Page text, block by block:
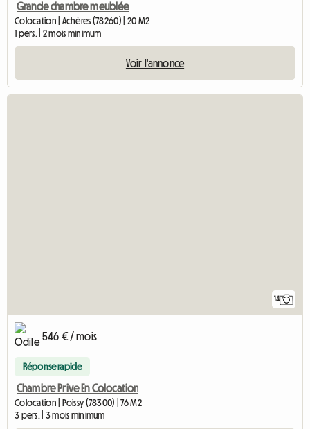
Grande chambre meublée
Colocation | Achères (78260) | 20 M2
1 pers. | 2 mois minimum
Voir l'annonce
14
546 € / mois
Réponse rapide
Chambre Prive En Colocation
Colocation | Poissy (78300) | 76 M2
3 pers. | 3 mois minimum